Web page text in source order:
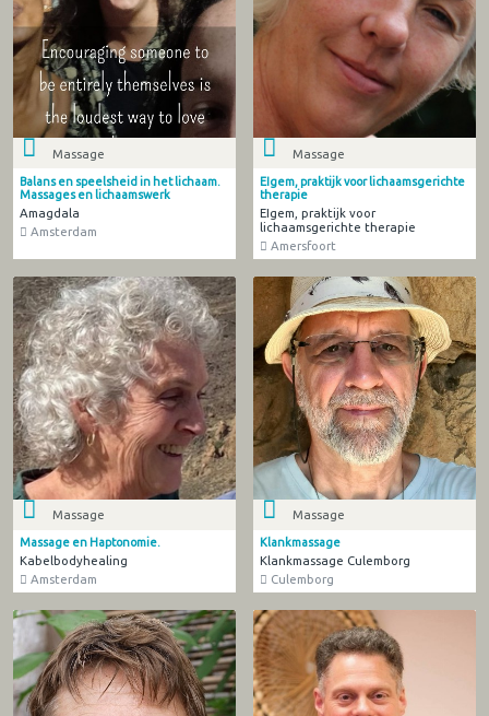
Massage
Balans en speelsheid in het lichaam.
Massages en lichaamswerk
Amagdala
Amsterdam
Massage
EIgem, praktijk voor lichaamsgerichte
therapie
EIgem, praktijk voor
lichaamsgerichte therapie
Amersfoort
Massage
Massage en Haptonomie.
Kabelbodyhealing
Amsterdam
Massage
Klankmassage
Klankmassage Culemborg
Culemborg